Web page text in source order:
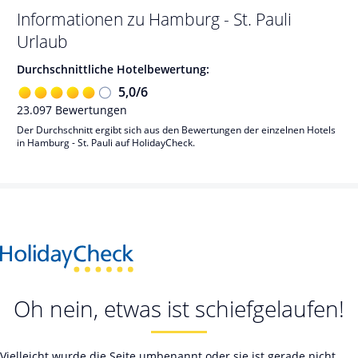
Informationen zu Hamburg - St. Pauli
Urlaub
Durchschnittliche Hotelbewertung:
5,0/6
23.097 Bewertungen
Der Durchschnitt ergibt sich aus den Bewertungen der einzelnen Hotels
in Hamburg - St. Pauli auf HolidayCheck.
Oh nein, etwas ist schiefgelaufen!